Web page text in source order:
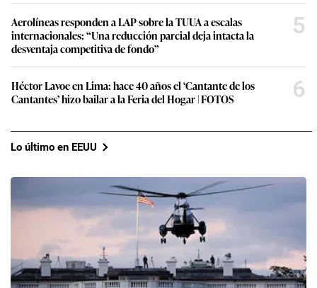
Aerolíneas responden a LAP sobre la TUUA a escalas
internacionales: “Una reducción parcial deja intacta la
desventaja competitiva de fondo”
5
Héctor Lavoe en Lima: hace 40 años el ‘Cantante de los
Cantantes’ hizo bailar a la Feria del Hogar | FOTOS
6
Lo último en EEUU